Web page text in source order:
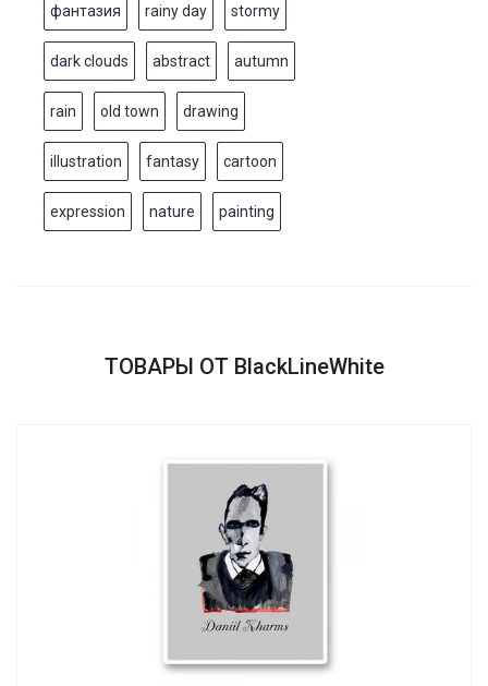
фантазия rainy day stormy
dark clouds abstract autumn
rain old town drawing
illustration fantasy cartoon
expression nature painting
ТОВАРЫ ОТ BlackLineWhite